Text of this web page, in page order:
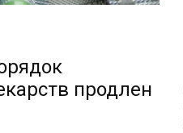
продлен